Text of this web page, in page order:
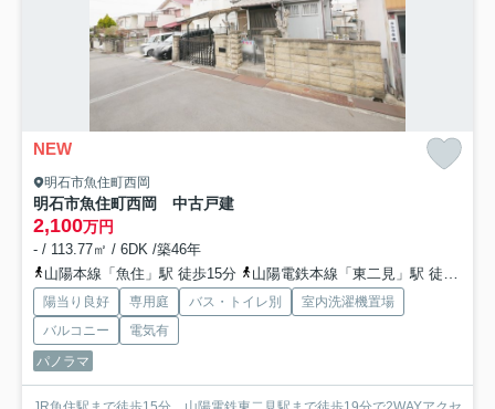
NEW
明石市魚住町西岡
明石市魚住町西岡 中古戸建
2,100万円
- / 113.77㎡ / 6DK /築46年
山陽本線「魚住」駅 徒歩15分
山陽電鉄本線「東二見」駅 徒歩19分
陽当り良好 専用庭 バス・トイレ別
室内洗濯機置場
バルコニー
電気有
パノラマ